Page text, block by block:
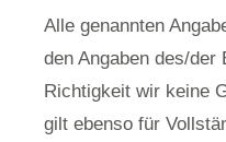
Alle genannten
den Angaben des/
Richtigkeit wir keine
gilt ebenso für